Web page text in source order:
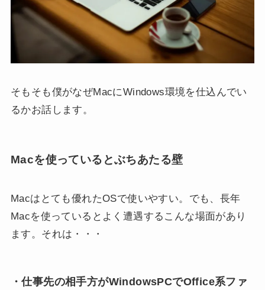
そもそも僕がなぜMacにWindows環境を仕込んでい
るかお話します。
Macを使っているとぶちあたる壁
Macはとても優れたOSで使いやすい。でも、長年
Macを使っているとよく遭遇するこんな場面があり
ます。それは・・・
・仕事先の相手方がWindowsPCでOffice系ファ